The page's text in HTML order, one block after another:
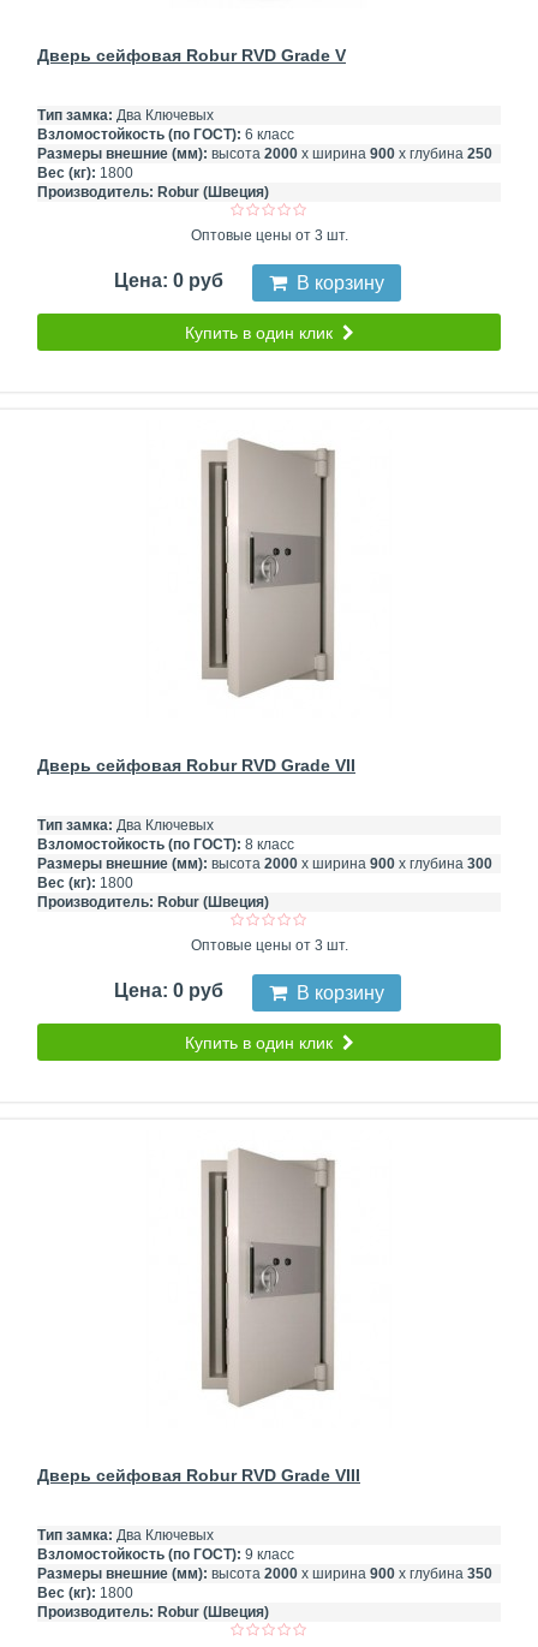
Дверь сейфовая Robur RVD Grade V
Тип замка: Два Ключевых
Взломостойкость (по ГОСТ): 6 класс
Размеры внешние (мм): высота 2000 х ширина 900 х глубина 250
Вес (кг): 1800
Производитель: Robur (Швеция)
Оптовые цены от 3 шт.
Цена: 0 руб В корзину
Купить в один клик
Дверь сейфовая Robur RVD Grade VII
Тип замка: Два Ключевых
Взломостойкость (по ГОСТ): 8 класс
Размеры внешние (мм): высота 2000 х ширина 900 х глубина 300
Вес (кг): 1800
Производитель: Robur (Швеция)
Оптовые цены от 3 шт.
Цена: 0 руб В корзину
Купить в один клик
Дверь сейфовая Robur RVD Grade VIII
Тип замка: Два Ключевых
Взломостойкость (по ГОСТ): 9 класс
Размеры внешние (мм): высота 2000 х ширина 900 х глубина 350
Вес (кг): 1800
Производитель: Robur (Швеция)